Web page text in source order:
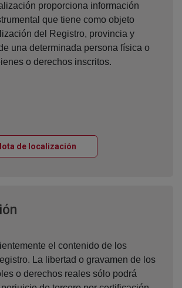
proporciona información
que tiene como objeto
del Registro, provincia y
una determinada persona física o
o derechos inscritos.
de localización
el contenido de los
La libertad o gravamen de los
o derechos reales sólo podrá